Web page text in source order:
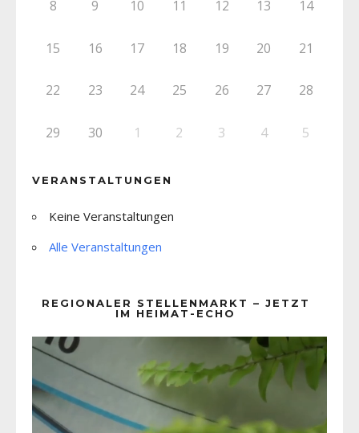
8 9 10 11 12 13 14
15 16 17 18 19 20 21
22 23 24 25 26 27 28
29 30 1 2 3 4 5
VERANSTALTUNGEN
Keine Veranstaltungen
Alle Veranstaltungen
REGIONALER STELLENMARKT – JETZT
IM HEIMAT-ECHO
Player